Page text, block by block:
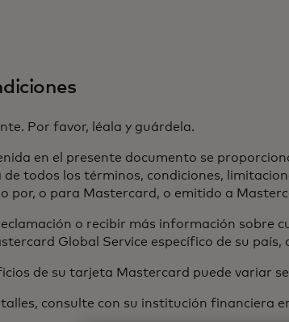
Por favor, léala y guárdela.
en el presente documento se
todos los términos, condiciones,
por, o para Mastercard, o emitido a
o recibir más información sobre
Global Service específico de su
de su tarjeta Mastercard puede variar
consulte con su institución financiera